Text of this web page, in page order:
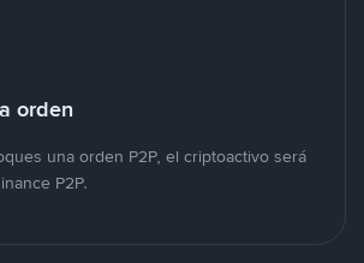
orden
una orden P2P, el criptoactivo será
P2P.